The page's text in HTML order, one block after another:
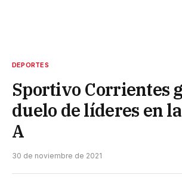
DEPORTES
Sportivo Corrientes
duelo de líderes en
A
30 de noviembre de 2021